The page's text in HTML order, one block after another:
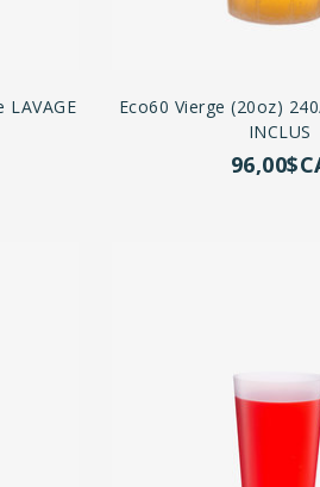
LAVAGE
Eco60 Vierge (20oz)
INCLUS